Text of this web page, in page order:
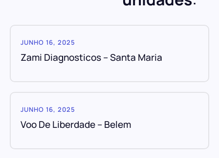
JUNHO 16, 2025
Zami Diagnosticos – Santa Maria
JUNHO 16, 2025
Voo De Liberdade – Belem